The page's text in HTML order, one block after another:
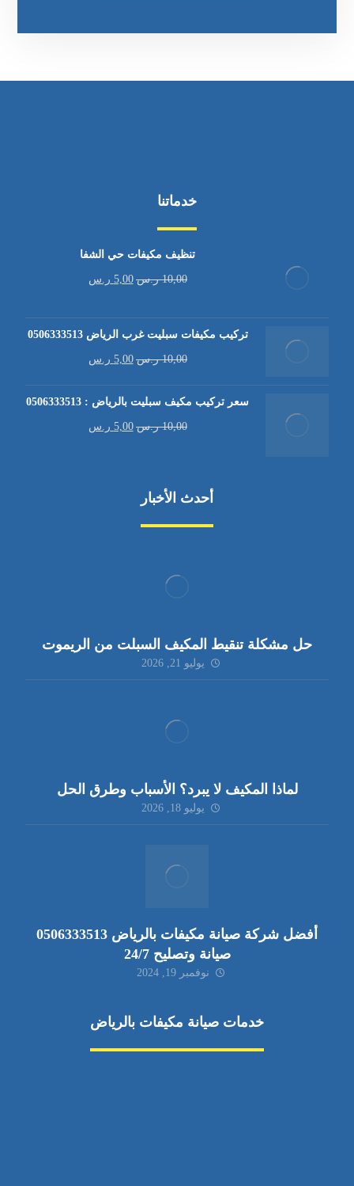
خدماتنا
تنظيف مكيفات حي الشفا
10,00 ر.س 5,00 ر.س
تركيب مكيفات سبليت غرب الرياض 0506333513
10,00 ر.س 5,00 ر.س
سعر تركيب مكيف سبليت بالرياض : 0506333513
10,00 ر.س 5,00 ر.س
أحدث الأخبار
حل مشكلة تنقيط المكيف السبلت من الريموت
يوليو 21, 2026
لماذا المكيف لا يبرد؟ الأسباب وطرق الحل
يوليو 18, 2026
أفضل شركة صيانة مكيفات بالرياض 0506333513
صيانة وتصليح 24/7
نوفمبر 19, 2024
خدمات صيانة مكيفات بالرياض